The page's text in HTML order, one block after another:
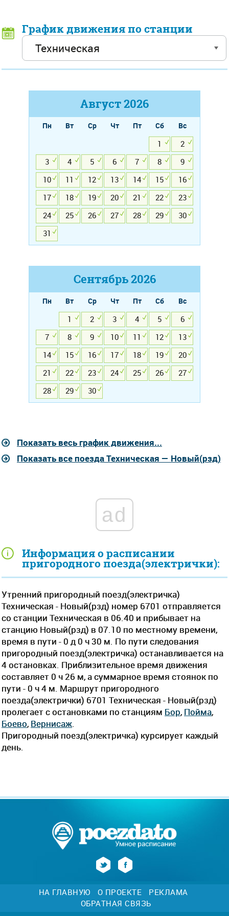
Информация о расписании
пригородного поезда(электрички):
Утренний пригородный поезд(электричка)
Техническая - Новый(рзд) номер 6701 отправляется
со станции Техническая в 06.40 и прибывает на
станцию Новый(рзд) в 07.10 по местному времени,
время в пути - 0 д 0 ч 30 м. По пути следования
пригородный поезд(электричка) останавливается на
4 остановках. Приблизительное время движения
составляет 0 ч 26 м, а суммарное время стоянок по
пути - 0 ч 4 м. Маршрут пригородного
поезда(электрички) 6701 Техническая - Новый(рзд)
пролегает c остановками по станциям Бор, Пойма,
Боево, Вернисаж
Пригородный поезд(электричка) курсирует каждый
день.
График движения по станции
Август2026
Пн Вт Ср Чт Пт Сб
Вс
1
2
3
4 5 6 7 8
9
10
11 12 13 14 15
16
17
18 19 20 21 22
23
24
25 26 27 28 29
30
31
Сентябрь2026
Пн Вт Ср Чт Пт Сб
Вс
1
2 3 4 5
6
7
8 9 10 11 12
13
14
15 16 17 18 19
20
21
22 23 24 25 26
27
28
29 30
Показать весь график движения...
Показать все поезда Техническая — Новый(рзд)
ad
НА ГЛАВНУЮ О ПРОЕКТЕ
РЕКЛАМА
ОБРАТНАЯ СВЯЗЬ